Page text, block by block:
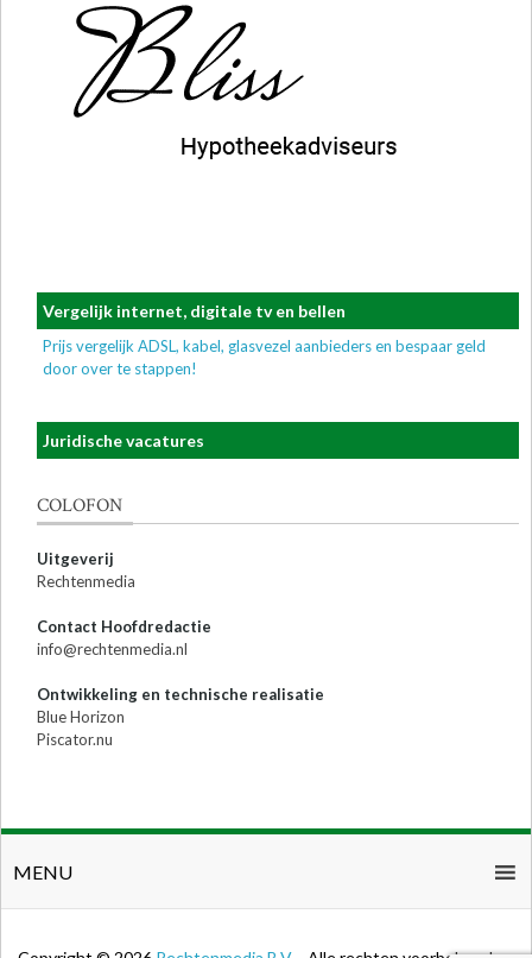
Vergelijk internet, digitale tv en bellen
Prijs vergelijk ADSL, kabel, glasvezel aanbieders en bespaar geld
door over te stappen!
Juridische vacatures
COLOFON
Uitgeverij
Rechtenmedia
Contact Hoofdredactie
info@rechtenmedia.nl
Ontwikkeling en technische realisatie
Blue Horizon
Piscator.nu
MENU